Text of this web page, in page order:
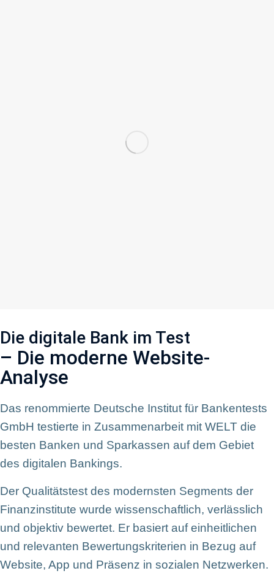
Die digitale Bank im Test
– Die moderne Website-
Analyse
Das renommierte Deutsche Institut für Bankentests
GmbH testierte in Zusammenarbeit mit WELT die
besten Banken und Sparkassen auf dem Gebiet
des digitalen Bankings.
Der Qualitätstest des modernsten Segments der
Finanzinstitute wurde wissenschaftlich, verlässlich
und objektiv bewertet. Er basiert auf einheitlichen
und relevanten Bewertungskriterien in Bezug auf
Website, App und Präsenz in sozialen Netzwerken.